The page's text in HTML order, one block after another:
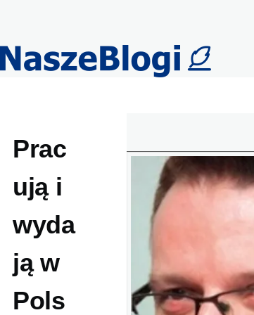
Prac
ują i
wyda
ją w
Pols